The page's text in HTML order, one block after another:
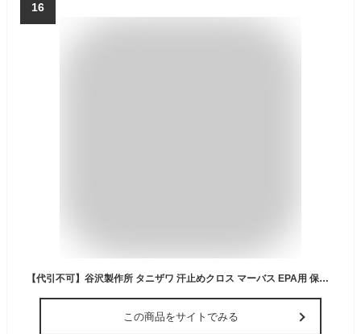
16
【代引不可】谷沢製作所 タニザワ 汗止めクロス マーバス EPA用 保護帽 ヘルメット用 [TZ0527]
この商品をサイトでみる